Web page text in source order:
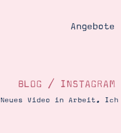
Angebote
BLOG / INSTAGRAM
Neues Video in Arbeit.